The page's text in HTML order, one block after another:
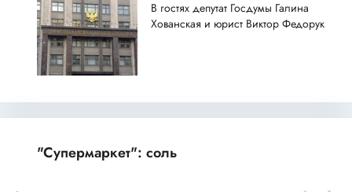
В гостях депутат Госдумы Галина
Хованская и юрист Виктор Федорук
"Супермаркет": соль